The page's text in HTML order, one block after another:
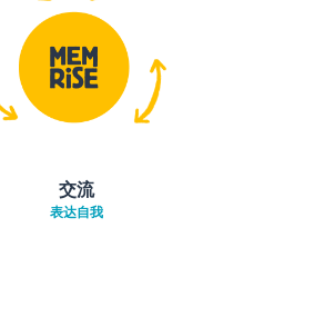
交流
表达自我